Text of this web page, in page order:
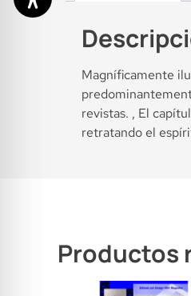
Magníficamente
revistas. , El
retratando el
Productos